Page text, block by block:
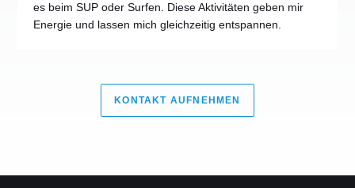
es beim SUP oder Surfen. Diese Aktivitäten geben mir
Energie und lassen mich gleichzeitig entspannen.
KONTAKT AUFNEHMEN